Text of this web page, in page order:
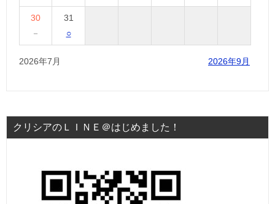
30
－
31
○
2026年7月 2026年9月
クリシアのＬＩＮＥ＠はじめました！